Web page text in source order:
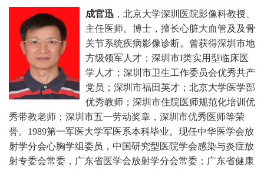
成官迅 ，北京大学深圳医院影像科教授、
主任医师。博士，擅长心脏大血管及及骨
关节系统疾病影像诊断。曾获得深圳市地
方级领军人才；深圳市I类实用型临床医
学人才；深圳市卫生工作委员会优秀共产
党员；深圳市福田英才；北京大学医学部
优秀教师；深圳市住院医师规范化培训优
秀带教老师；深圳市五一劳动奖章，深圳市优秀医师等荣
誉。1989第一军医大学军医系本科毕业。现任中华医学会放
射学分会心胸学组委员，中国研究型医院学会感染与炎症放
射专委会常委，广东省医学会放射学分会常委；广东省健康